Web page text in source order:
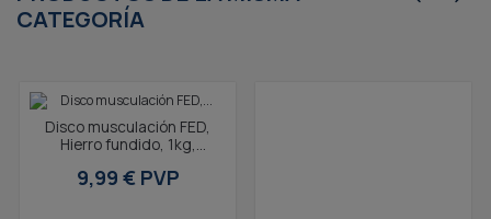
CATEGORÍA
Disco musculación FED,
Hierro fundido, 1kg,
Compatible kit de pesas
9,99 € PVP